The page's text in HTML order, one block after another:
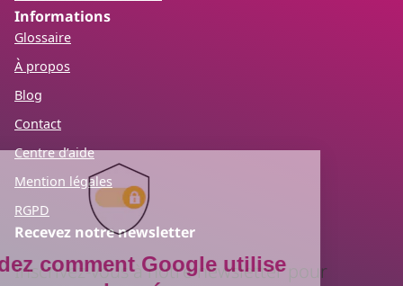
Informations
Glossaire
À propos
Blog
Contact
Centre d’aide
Mention légales
RGPD
Recevez notre newsletter
Inscrivez-vous à notre newsletter pour